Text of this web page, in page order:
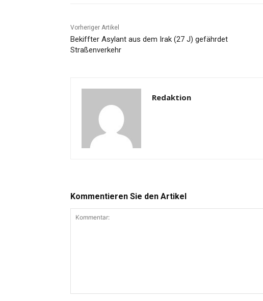
Vorheriger Artikel
Bekiffter Asylant aus dem Irak (27 J) gefährdet
Straßenverkehr
Redaktion
Kommentieren Sie den Artikel